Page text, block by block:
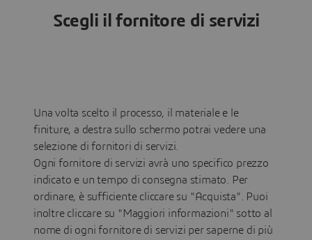
Scegli il fornitore di servizi
Una volta scelto il processo, il materiale e le
finiture, a destra sullo schermo potrai vedere una
selezione di fornitori di servizi.
Ogni fornitore di servizi avrà uno specifico prezzo
indicato e un tempo di consegna stimato. Per
ordinare, è sufficiente cliccare su "Acquista". Puoi
inoltre cliccare su "Maggiori informazioni" sotto al
nome di ogni fornitore di servizi per saperne di più